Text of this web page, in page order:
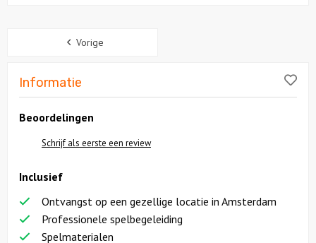
Vorige
Informatie
Beoordelingen
Schrijf als eerste een review
Inclusief
Ontvangst op een gezellige locatie in Amsterdam
Professionele spelbegeleiding
Spelmaterialen